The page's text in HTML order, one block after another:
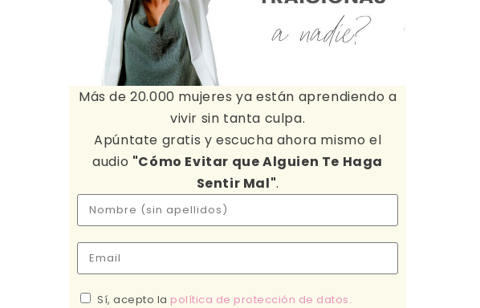
Más de 20.000 mujeres ya están aprendiendo a
vivir sin tanta culpa.
Apúntate gratis y escucha ahora mismo el
audio "Cómo Evitar que Alguien Te Haga
Sentir Mal".
Sí, acepto la política de protección de datos.